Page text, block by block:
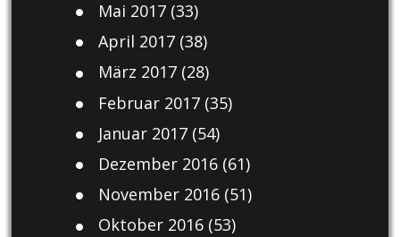
Mai 2017(33)
April 2017(38)
März 2017(28)
Februar 2017(35)
Januar 2017(54)
Dezember 2016(61)
November 2016(51)
Oktober 2016(53)